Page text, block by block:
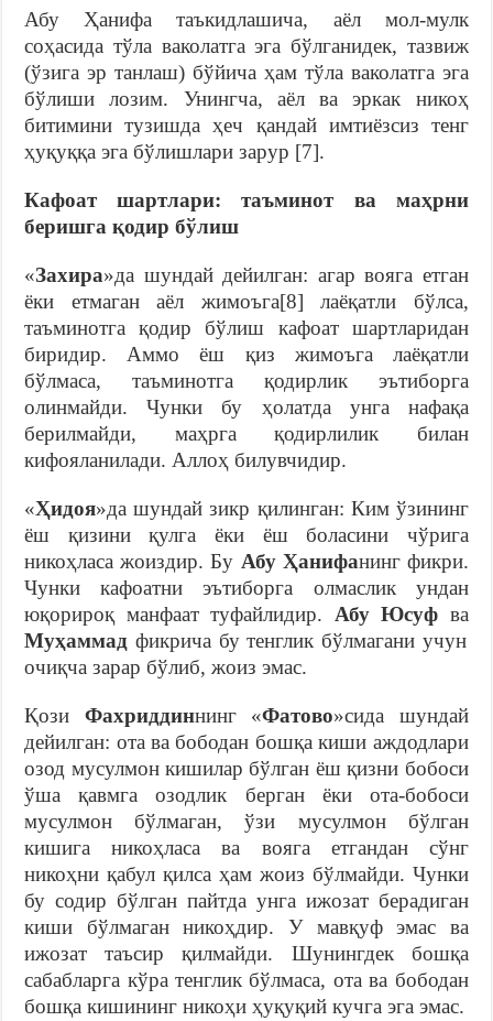
Абу Ҳанифа таъкидлашича, аёл мол-мулк
соҳасида тўла ваколатга эга бўлганидек, тазвиж
(ўзига эр танлаш) бўйича ҳам тўла ваколатга эга
бўлиши лозим. Унингча, аёл ва эркак никоҳ
битимини тузишда ҳеч қандай имтиёзсиз тенг
ҳуқуққа эга бўлишлари зарур [7].
Кафоат шартлари: таъминот ва маҳрни
беришга қодир бўлиш
«Захира»да шундай дейилган: агар вояга етган
ёки етмаган аёл жимоъга[8] лаёқатли бўлса,
таъминотга қодир бўлиш кафоат шартларидан
биридир. Аммо ёш қиз жимоъга лаёқатли
бўлмаса, таъминотга қодирлик эътиборга
олинмайди. Чунки бу ҳолатда унга нафақа
берилмайди, маҳрга қодирлилик билан
кифояланилади. Аллоҳ билувчидир.
«Ҳидоя»да шундай зикр қилинган: Ким ўзининг
ёш қизини қулга ёки ёш боласини чўрига
никоҳласа жоиздир. Бу Абу Ҳанифанинг фикри.
Чунки кафоатни эътиборга олмаслик ундан
юқорироқ манфаат туфайлидир. Абу Юсуф ва
Муҳаммад фикрича бу тенглик бўлмагани учун
очиқча зарар бўлиб, жоиз эмас.
Қози Фахриддиннинг «Фатово»сида шундай
дейилган: ота ва бободан бошқа киши аждодлари
озод мусулмон кишилар бўлган ёш қизни бобоси
ўша қавмга озодлик берган ёки ота-бобоси
мусулмон бўлмаган, ўзи мусулмон бўлган
кишига никоҳласа ва вояга етгандан сўнг
никоҳни қабул қилса ҳам жоиз бўлмайди. Чунки
бу содир бўлган пайтда унга ижозат берадиган
киши бўлмаган никоҳдир. У мавқуф эмас ва
ижозат таъсир қилмайди. Шунингдек бошқа
сабабларга кўра тенглик бўлмаса, ота ва бободан
бошқа кишининг никоҳи ҳуқуқий кучга эга эмас.